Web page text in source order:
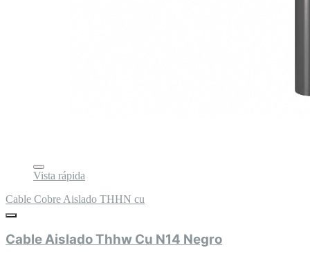
Vista rápida
Cable Cobre Aislado THHN cu
Cable Aislado Thhw Cu N14 Negro